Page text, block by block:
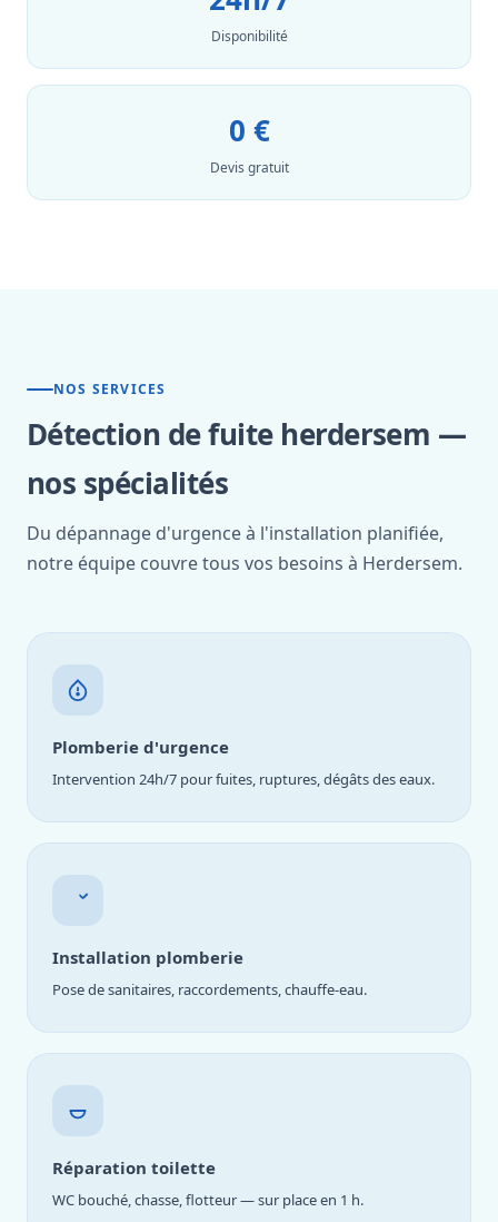
Disponibilité
0 €
Devis gratuit
NOS SERVICES
Détection de fuite herdersem —
nos spécialités
Du dépannage d'urgence à l'installation planifiée,
notre équipe couvre tous vos besoins à Herdersem.
Plomberie d'urgence
Intervention 24h/7 pour fuites, ruptures, dégâts des eaux.
Installation plomberie
Pose de sanitaires, raccordements, chauffe-eau.
Réparation toilette
WC bouché, chasse, flotteur — sur place en 1 h.